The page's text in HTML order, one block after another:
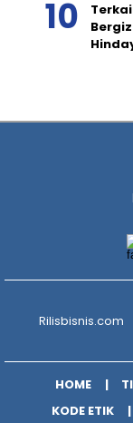
Rilisbisnis.com
HOME
KODE ETIK